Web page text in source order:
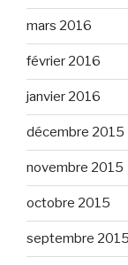
mars 2016
février 2016
janvier 2016
décembre 2015
novembre 2015
octobre 2015
septembre 2015